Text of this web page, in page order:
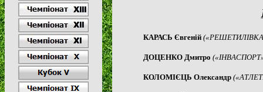
КАРАСЬ Євгеній
ДОЦЕНКО Дмитро
КОЛОМІЄЦЬ Олександр